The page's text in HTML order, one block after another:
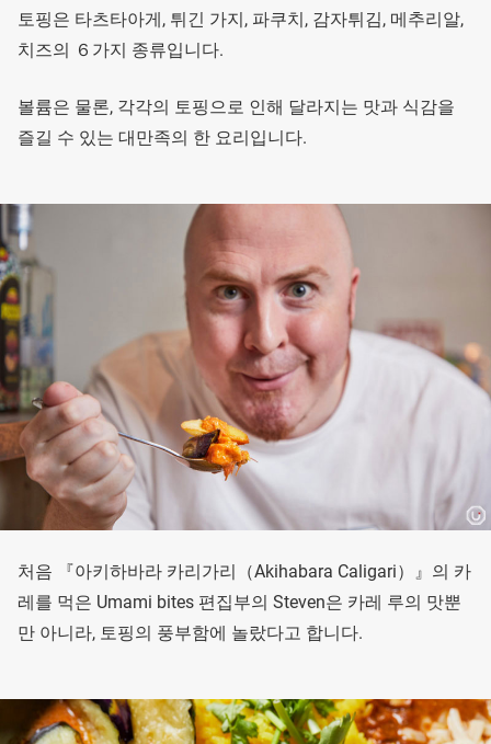
토핑은 타츠타아게, 튀긴 가지, 파쿠치, 감자튀김, 메추리알,
치즈의 ６가지 종류입니다.
볼륨은 물론, 각각의 토핑으로 인해 달라지는 맛과 식감을
즐길 수 있는 대만족의 한 요리입니다.
처음 『아키하바라 카리가리（Akihabara Caligari）』의 카
레를 먹은 Umami bites 편집부의 Steven은 카레 루의 맛뿐
만 아니라, 토핑의 풍부함에 놀랐다고 합니다.